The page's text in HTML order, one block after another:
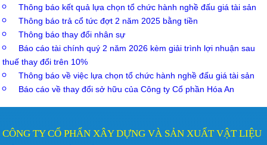
Thông báo kết quả lựa chọn tổ chức hành nghề đấu giá tài sản
Thông báo trả cổ tức đợt 2 năm 2025 bằng tiền
Thông báo thay đổi nhân sự
Báo cáo tài chính quý 2 năm 2026 kèm giải trình lợi nhuận sau
thuế thay đổi trên 10%
Thông báo về việc lựa chọn tổ chức hành nghề đấu giá tài sản
Báo cáo về thay đổi sở hữu của Công ty Cổ phần Hóa An
CÔNG TY CỔ PHẨN XÂY DỰNG VÀ SẢN XUẤT VẬT LIỆU